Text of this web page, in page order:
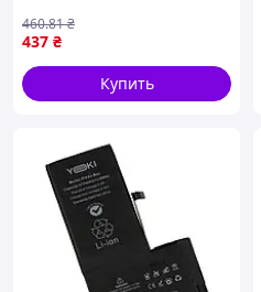
437 ₴
460.81₴
Купить